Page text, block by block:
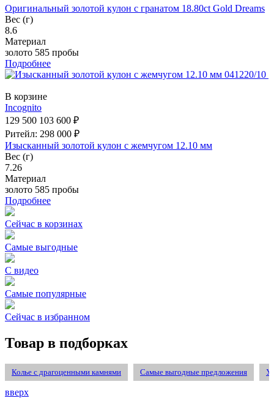
Оригинальный золотой кулон с гранатом 18.80ct Gold Dreams
Вес (г)
8.6
Материал
золото 585 пробы
Подробнее
В корзине
Incognito
129 500 103 600 ₽
Ритейл: 298 000 ₽
Изысканный золотой кулон с жемчугом 12.10 мм
Вес (г)
7.26
Материал
золото 585 пробы
Подробнее
Сейчас в корзинах
Самые выгодные
С видео
Самые популярные
Сейчас в избранном
Товар в подборках
Колье с драгоценными камнями Самые выгодные предложения
вверх